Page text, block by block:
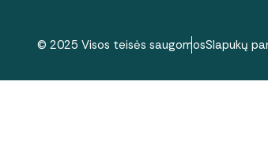
© 2025 Visos teisės saugomosSlapukų